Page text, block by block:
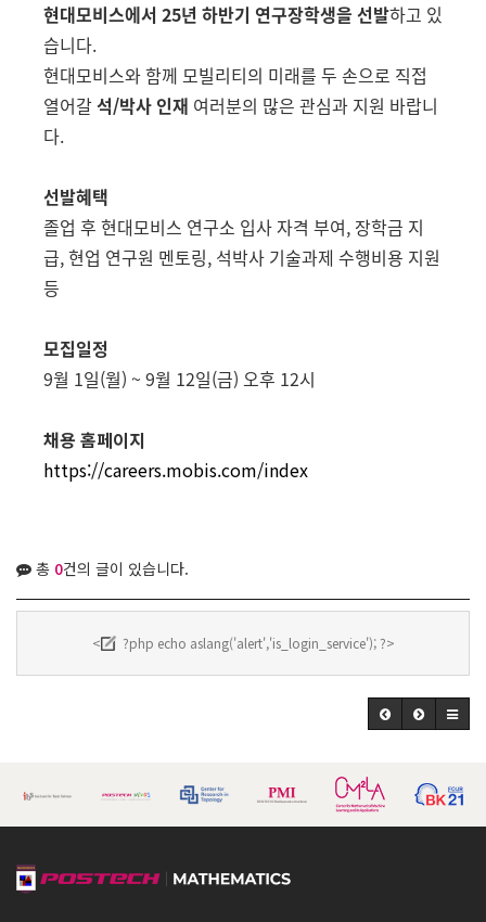
현대모비스에서 25년 하반기 연구장학생을 선발하고 있
습니다.
현대모비스와 함께 모빌리티의 미래를 두 손으로 직접
열어갈석/박사 인재 여러분의 많은 관심과 지원 바랍니
다.
선발혜택
졸업 후 현대모비스 연구소 입사 자격 부여, 장학금 지
급, 현업 연구원 멘토링, 석박사 기술과제 수행비용 지원
등
모집일정
9월 1일(월) ~ 9월 12일(금) 오후 12시
채용 홈페이지
https://careers.mobis.com/index
총 0건의 글이 있습니다.
< ?php echo aslang('alert','is_login_service'); ?>